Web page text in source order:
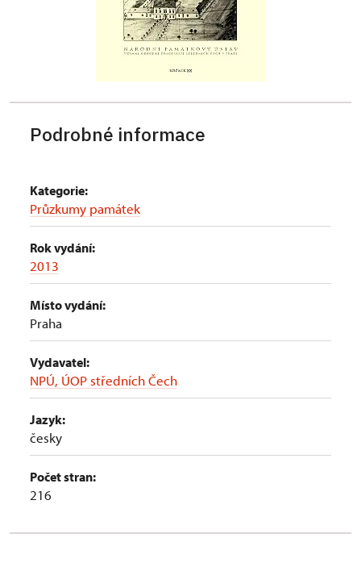
Podrobné informace
Kategorie:
Průzkumy památek
Rok vydání:
2013
Místo vydání:
Praha
Vydavatel:
NPÚ, ÚOP středních Čech
Jazyk:
česky
Počet stran:
216